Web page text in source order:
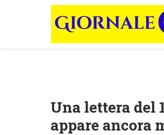
Una lettera del
appare ancora